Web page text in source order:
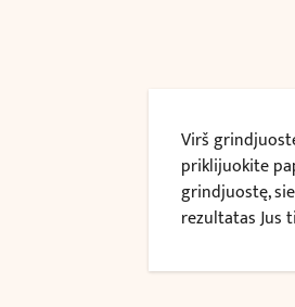
Virš
priklijuokite
grindjuostę,
rezultatas Jus